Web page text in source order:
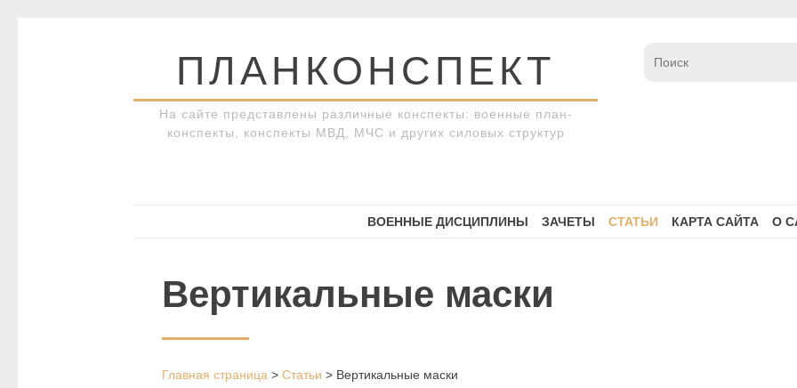
ПЛАНКОНСПЕКТ
На сайте представлены различные конспекты: военные план-
конспекты, конспекты МВД, МЧС и других силовых структур
ВОЕННЫЕ ДИСЦИПЛИНЫ ЗАЧЕТЫ СТАТЬИ КАРТА САЙТА О
Вертикальные маски
Главная страница > Статьи > Вертикальные маски